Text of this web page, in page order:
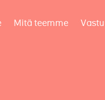
Mitä teemme